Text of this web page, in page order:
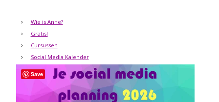
Wie is Anne?
Gratis!
Cursussen
Social Media Kalender
Save